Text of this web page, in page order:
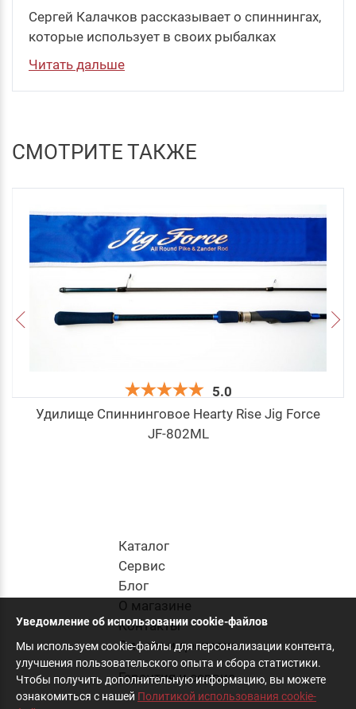
Сергей Калачков рассказывает о спиннингах,
которые использует в своих рыбалках
Читать дальше
СМОТРИТЕ ТАКЖЕ
5.0
Удилище Спиннинговое Hearty Rise Jig Force
JF-802ML
Каталог
Cервис
Блог
О магазине
Контакты
Оплата и доставка
Гарантия и сервис
Уведомление об использовании cookie-файлов
Мы используем cookie-файлы для персонализации контента,
улучшения пользовательского опыта и сбора статистики.
Чтобы получить дополнительную информацию, вы можете
ознакомиться с нашей Политикой использования cookie-